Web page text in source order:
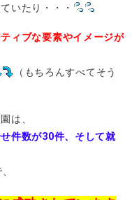
いたり・・・
ィブな要素やイメージが
（もちろんすべてそう
は、
件数が30件、そして就